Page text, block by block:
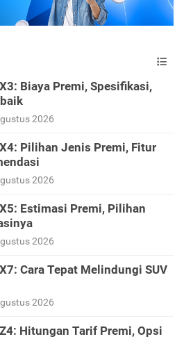
Biaya Premi, Spesifikasi,
2026
Pilihan Jenis Premi, Fitur
2026
Estimasi Premi, Pilihan
2026
Cara Tepat Melindungi SUV
2026
Hitungan Tarif Premi, Opsi